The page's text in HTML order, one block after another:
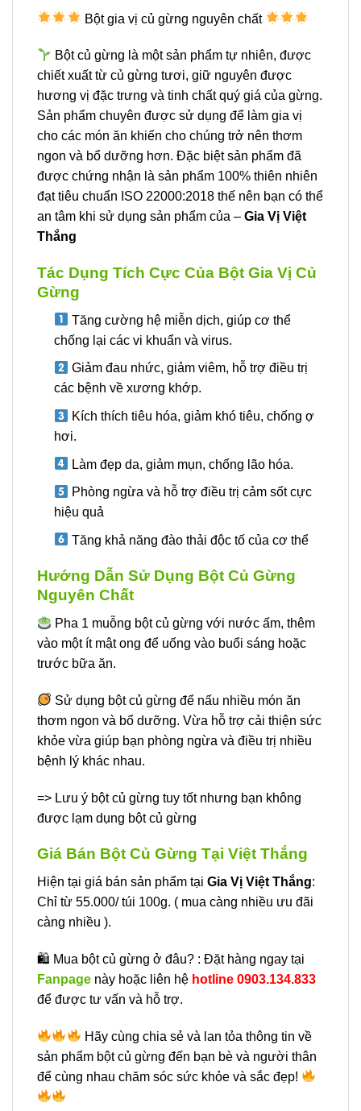
Bột gia vị củ gừng nguyên chất
Bột củ gừng là một sản phẩm tự nhiên, được
chiết xuất từ củ gừng tươi, giữ nguyên được
hương vị đặc trưng và tinh chất quý giá của gừng.
Sản phẩm chuyên được sử dụng để làm gia vị
cho các món ăn khiến cho chúng trở nên thơm
ngon và bổ dưỡng hơn. Đặc biệt sản phẩm đã
được chứng nhận là sản phẩm 100% thiên nhiên
đạt tiêu chuẩn ISO 22000:2018 thế nên bạn có thể
an tâm khi sử dụng sản phẩm của – Gia Vị Việt
Thắng
Tác Dụng Tích Cực Của Bột Gia Vị Củ
Gừng
Tăng cường hệ miễn dịch, giúp cơ thể
chống lại các vi khuẩn và virus.
Giảm đau nhức, giảm viêm, hỗ trợ điều trị
các bệnh về xương khớp.
Kích thích tiêu hóa, giảm khó tiêu, chống ợ
hơi.
Làm đẹp da, giảm mụn, chống lão hóa.
Phòng ngừa và hỗ trợ điều trị cảm sốt cực
hiệu quả
Tăng khả năng đào thải độc tố của cơ thể
Hướng Dẫn Sử Dụng Bột Củ Gừng
Nguyên Chất
Pha 1 muỗng bột củ gừng với nước ấm, thêm
vào một ít mật ong để uống vào buổi sáng hoặc
trước bữa ăn.
Sử dụng bột củ gừng để nấu nhiều món ăn
thơm ngon và bổ dưỡng. Vừa hỗ trợ cải thiện sức
khỏe vừa giúp bạn phòng ngừa và điều trị nhiều
bệnh lý khác nhau.
=> Lưu ý bột củ gừng tuy tốt nhưng bạn không
được lạm dụng bột củ gừng
Giá Bán Bột Củ Gừng Tại Việt Thắng
Hiện tại giá bán sản phẩm tại Gia Vị Việt Thắng:
Chỉ từ 55.000/ túi 100g. ( mua càng nhiều ưu đãi
càng nhiều ).
🛍 Mua bột củ gừng ở đâu? : Đặt hàng ngay tại
Fanpage này hoặc liên hệ hotline 0903.134.833
để được tư vấn và hỗ trợ.
Hãy cùng chia sẻ và lan tỏa thông tin về
sản phẩm bột củ gừng đến bạn bè và người thân
để cùng nhau chăm sóc sức khỏe và sắc đẹp!